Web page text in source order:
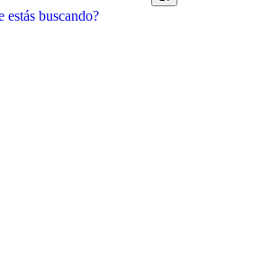
estás buscando?